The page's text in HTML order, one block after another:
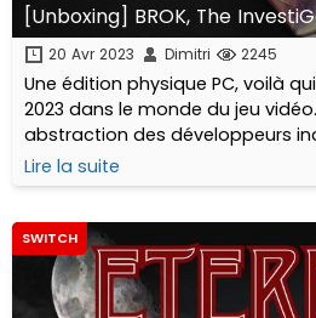
[Unboxing] BROK, The
20 Avr 2023 Dimitri 2245
Une édition physique PC, voilà
2023 dans le monde du jeu
abstraction des développeurs
toujours pas abandonné le
plus en plus souvent à l'honneur !
Lire la suite
SWITCH